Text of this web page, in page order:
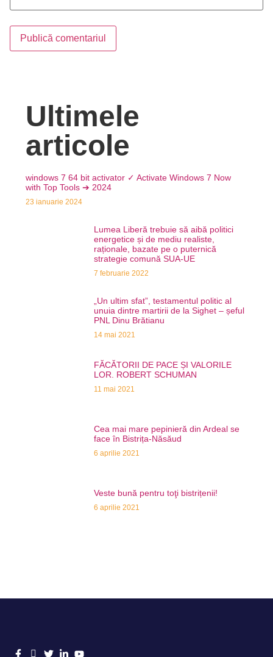
Ultimele
articole
windows 7 64 bit activator ✓ Activate Windows 7 Now
with Top Tools ➔ 2024
23 ianuarie 2024
Lumea Liberă trebuie să aibă politici
energetice și de mediu realiste,
raționale, bazate pe o puternică
strategie comună SUA-UE
7 februarie 2022
„Un ultim sfat”, testamentul politic al
unuia dintre martirii de la Sighet – șeful
PNL Dinu Brătianu
14 mai 2021
FĂCĂTORII DE PACE ȘI VALORILE
LOR. ROBERT SCHUMAN
11 mai 2021
Cea mai mare pepinieră din Ardeal se
face în Bistrița-Năsăud
6 aprilie 2021
Veste bună pentru toţi bistrițenii!
6 aprilie 2021